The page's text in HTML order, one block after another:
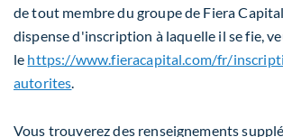
de tout membre du groupe de Fiera
dispense d'inscription à laquelle il se fie,
le https://www.fieracapital.com/fr/
autorites
Vous trouverez des renseignements